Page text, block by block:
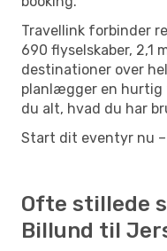
Travellink forbinder
690 flyselskaber, 2,1
destinationer over
planlægger en hurtig
du alt, hvad du har
Start dit eventyr nu
Ofte stillede
Billund til